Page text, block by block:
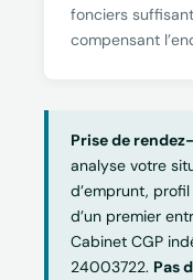
fonciers
compensant
Prise de
analyse votre
d’emprunt,
d’un premier
Cabinet CGP
24003722. Pas